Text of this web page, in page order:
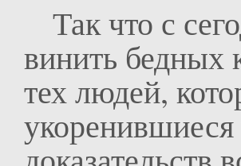
Так что с
винить бедных
тех людей,